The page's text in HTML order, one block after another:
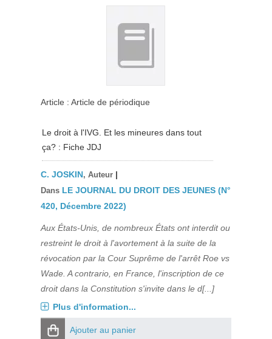
Article : Article de périodique
Le droit à l'IVG. Et les mineures dans tout
ça? : Fiche JDJ
C. JOSKIN, Auteur |
Dans LE JOURNAL DU DROIT DES JEUNES (N°
420, Décembre 2022)
Aux États-Unis, de nombreux États ont interdit ou
restreint le droit à l'avortement à la suite de la
révocation par la Cour Suprême de l'arrêt Roe vs
Wade. A contrario, en France, l'inscription de ce
droit dans la Constitution s'invite dans le d[...]
Plus d'information...
Ajouter au panier